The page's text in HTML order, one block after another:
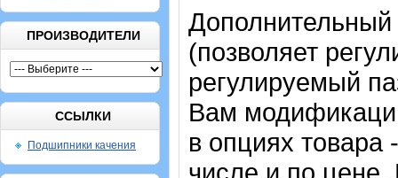
ПРОИЗВОДИТЕЛИ
ССЫЛКИ
Подшипники качения
(позволяет
регулируемый
Вам
в опциях товара